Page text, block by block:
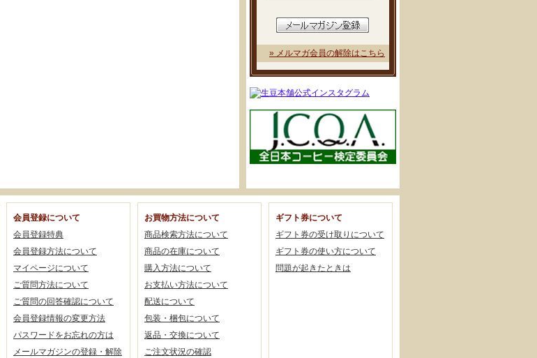
» メルマガ会員の解除はこちら
会員登録について
会員登録特典
会員登録方法について
マイページについて
ご質問方法について
ご質問の回答確認について
会員登録情報の変更方法
パスワードをお忘れの方は
メールマガジンの登録・解除
お買物方法について
商品検索方法について
商品の在庫について
購入方法について
お支払い方法について
配送について
包装・梱包について
返品・交換について
ご注文状況の確認
ギフト券について
ギフト券の受け取りについて
ギフト券の使い方について
問題が起きたときは